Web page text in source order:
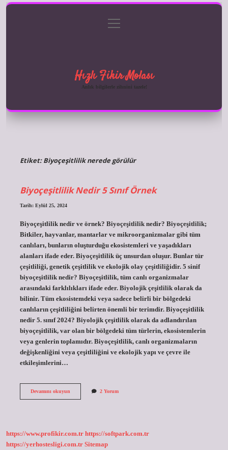
Gizlilik Politikası
menüyü
aç
Hızlı Fikir Molası
Anlık bilgilerle zihnini tazele!
Etiket:Biyoçeşitlilik nerede görülür
Biyoçeşitlilik Nedir 5 Sınıf Örnek
Tarih: Eylül 25, 2024
Biyoçeşitlilik nedir ve örnek? Biyoçeşitlilik nedir? Biyoçeşitlilik;
Bitkiler, hayvanlar, mantarlar ve mikroorganizmalar gibi tüm
canlıları, bunların oluşturduğu ekosistemleri ve yaşadıkları
alanları ifade eder. Biyoçeşitlilik üç unsurdan oluşur. Bunlar tür
çeşitliliği, genetik çeşitlilik ve ekolojik olay çeşitliliğidir. 5 sinif
biyoçeşitlilik nedir? Biyoçeşitlilik, tüm canlı organizmalar
arasındaki farklılıkları ifade eder. Biyolojik çeşitlilik olarak da
bilinir. Tüm ekosistemdeki veya sadece belirli bir bölgedeki
canlıların çeşitliliğini belirten önemli bir terimdir. Biyoçeşitlilik
nedir 5. sınıf 2024? Biyolojik çeşitlilik olarak da adlandırılan
biyoçeşitlilik, var olan bir bölgedeki tüm türlerin, ekosistemlerin
veya genlerin toplamıdır. Biyoçeşitlilik, canlı organizmaların
değişkenliğini veya çeşitliliğini ve ekolojik yapı ve çevre ile
etkileşimlerini…
Devamını okuyunBiyoçeşitlilik 2 Yorum
https://www.profikir.com.tr https://softpark.com.tr
https://yerhostesligi.com.tr Sitemap